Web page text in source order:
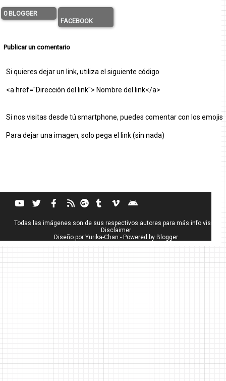
0 BLOGGER
FACEBOOK
Publicar un comentario
Si quieres dejar un link, utiliza el siguiente código
<a href="Dirección del link"> Nombre del link</a>
Si nos visitas desde tú smartphone, puedes comentar con los emojis
Para dejar una imagen, solo pega el link (sin nada)
Todas las imágenes son de sus respectivos autores para más info visita
Disclaimer
Diseño por Yurika-Chan - Powered by Blogger